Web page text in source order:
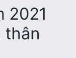
2021
thân